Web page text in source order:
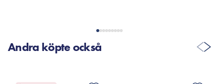
Andra köpte också